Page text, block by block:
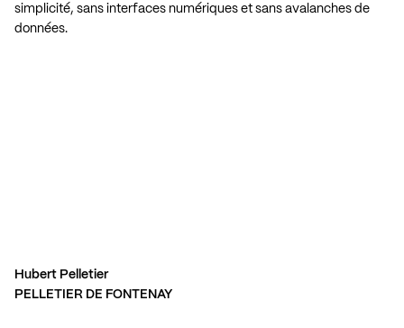
simplicité, sans interfaces numériques et sans avalanches de
données.
Hubert Pelletier
PELLETIER DE FONTENAY